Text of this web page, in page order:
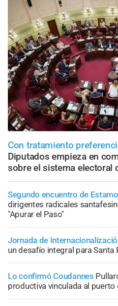
Con tratamiento
Diputados empieza en
sobre el sistema electoral
Segundo encuentro de
dirigentes radicales
"Apurar el Paso"
Jornada de
un desafío integral para Santa
Lo confirmó Coudannes
productiva vinculada al puerto